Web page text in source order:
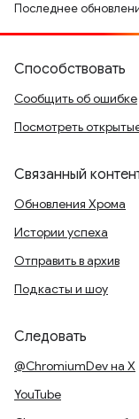
Последнее
Способствовать
Сообщить об ошибке
Посмотреть
Связанный
Обновления Хрома
Истории успеха
Отправить в архив
Подкасты и шоу
Следовать
@ChromiumDev на X
YouTube